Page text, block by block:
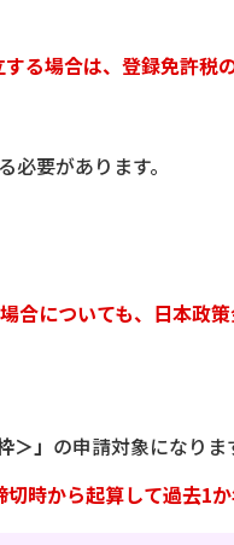
る場合は、登録免許税
要があります。
合についても、日本政
」 の申請対象になりま
時から起算して過去1か